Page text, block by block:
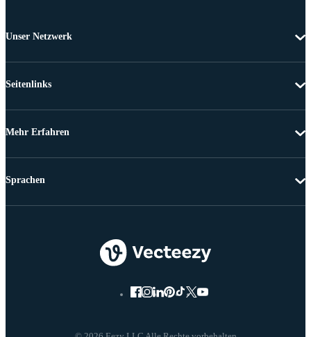
Unser Netzwerk
Seitenlinks
Mehr Erfahren
Sprachen